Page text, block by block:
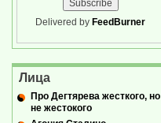
Delivered by FeedBurner
Лица
Про Дегтярева жесткого, но
не жестокого